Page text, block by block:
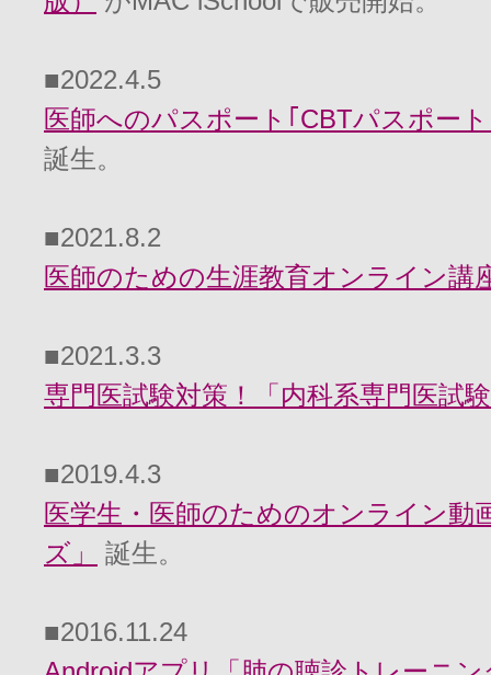
■2022.4.5
医師へのパスポート｢CBTパスポー
誕生。
■2021.8.2
医師のための生涯教育オンライン講
■2021.3.3
専門医試験対策！「内科系専門医試
■2019.4.3
医学生・医師のためのオンライン動
ズ」
誕生。
■2016.11.24